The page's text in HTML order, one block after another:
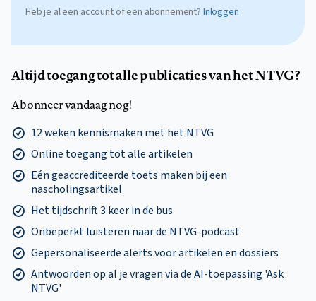
Heb je al een account of een abonnement? Inloggen
Altijd toegang tot alle publicaties van het NTVG?
Abonneer vandaag nog!
12 weken kennismaken met het NTVG
Online toegang tot alle artikelen
Eén geaccrediteerde toets maken bij een
nascholingsartikel
Het tijdschrift 3 keer in de bus
Onbeperkt luisteren naar de NTVG-podcast
Gepersonaliseerde alerts voor artikelen en dossiers
Antwoorden op al je vragen via de AI-toepassing 'Ask
NTVG'